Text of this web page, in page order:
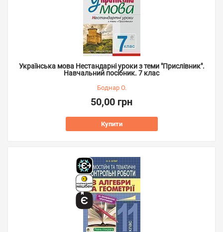
Українська мова Нестандарні уроки з теми "Прислівник".
Навчальний посібник. 7 клас
Боднар О.
50,00 грн
Купити